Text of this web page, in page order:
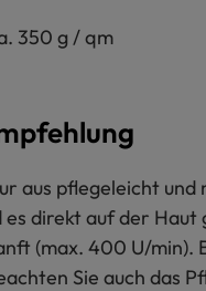
350 g / qm
aus pflegeleicht
direkt auf der
(max. 400 U/min).
Sie auch das